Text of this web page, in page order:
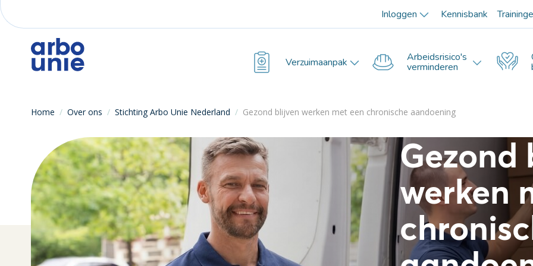
Inloggen Kennisbank
Verzuimaanpak Arbeidsrisico's
verminderen
Home / Over ons / Stichting Arbo Unie Nederland / Gezond blijven werken met een chronische aandoening
Gezond
werken